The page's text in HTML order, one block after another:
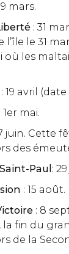
mars.
: 31
l’île le 31
où les
: 19 avril
: 1er mai.
juin. Cette
des
Paul :
: 15 août.
: 8
la fin du
de la